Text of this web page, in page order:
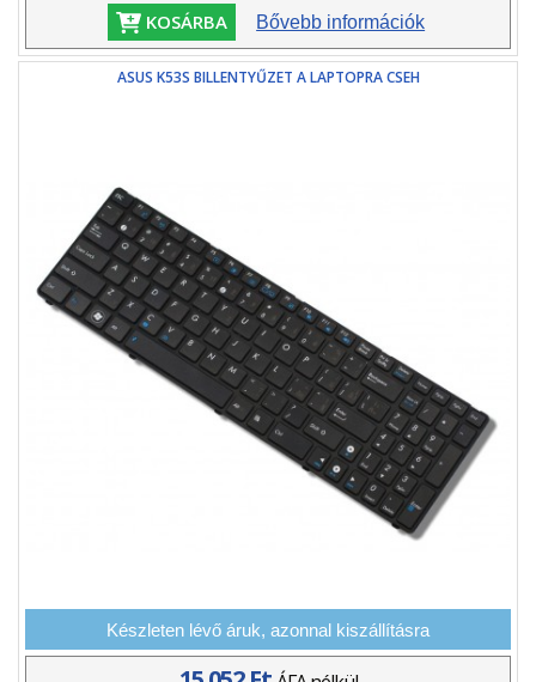
KOSÁRBA Bővebb információk
ASUS K53S BILLENTYŰZET A LAPTOPRA CSEH
Készleten lévő áruk, azonnal kiszállításra